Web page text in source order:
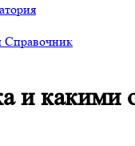
Справочник
и какими